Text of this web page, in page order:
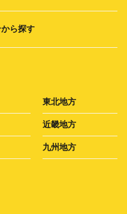
ら探す
東北地方
近畿地方
九州地方